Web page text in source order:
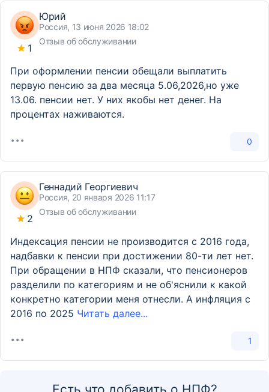
1
Юрий
Россия, 13 июня 2026 18:02
Отзыв об обслуживании
При оформлении пенсии обещали выплатить
первую пенсию за два месяца 5.06,2026,но уже
13.06. пенсии нет. У них якобы нет денег. На
процентах наживаются.
0
2
Геннадий Георгиевич
Россия, 20 января 2026 11:17
Отзыв об обслуживании
Индексация пенсии не производится с 2016 года,
надбавки к пенсии при достижении 80-ти лет нет.
При обращении в НПФ сказали, что пенсионеров
разделили по категориям и не об'яснили к какой
конкретно категории меня отнесли. А инфляция с
2016 по 2025 Читать далее...
1